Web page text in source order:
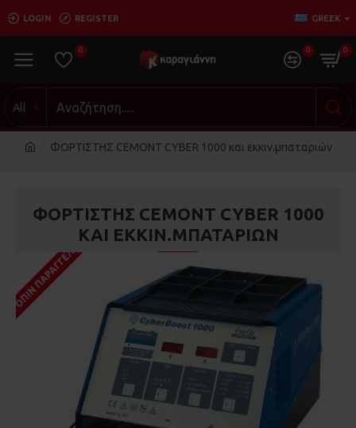
LOGIN REGISTER GREEK
0 0 0
All
ΦΟΡΤΙΣΤΗΣ CEMONT CYBER 1000 και εκκιν.μπαταριών
ΦΟΡΤΙΣΤΗΣ CEMONT CYBER 1000
ΚΑΙ ΕΚΚΙΝ.ΜΠΑΤΑΡΙΏΝ
ΠΑΡΑΓΓΕΛΊΑΣ